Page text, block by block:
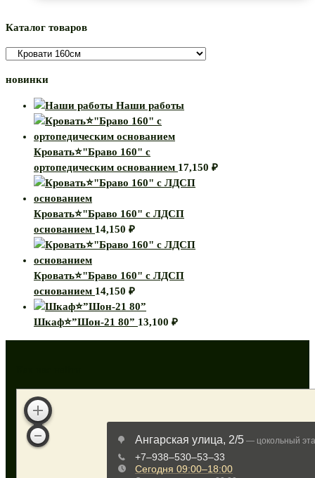
Каталог товаров
новинки
Наши работы
Кровать⭐"Браво 160" с
ортопедическим основанием 17,150 ₽
Кровать⭐"Браво 160" с ЛДСП
основанием 14,150 ₽
Кровать⭐"Браво 160" с ЛДСП
основанием 14,150 ₽
Шкаф⭐”Шон-21 80” 13,100 ₽